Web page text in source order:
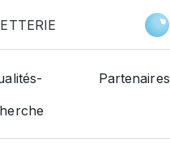
Partenaires
Le Comptoir À Lunettes